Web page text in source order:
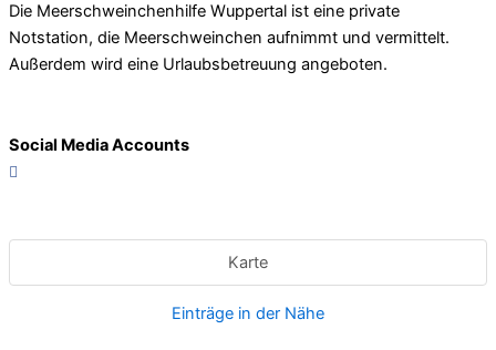
Die Meerschweinchenhilfe Wuppertal ist eine private
Notstation, die Meerschweinchen aufnimmt und vermittelt.
Außerdem wird eine Urlaubsbetreuung angeboten.
Social Media Accounts
Karte
Einträge in der Nähe